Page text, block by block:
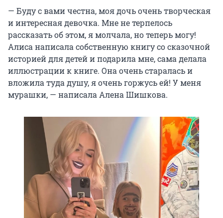
— Буду с вами честна, моя дочь очень творческая
и интересная девочка. Мне не терпелось
рассказать об этом, я молчала, но теперь могу!
Алиса написала собственную книгу со сказочной
историей для детей и подарила мне, сама делала
иллюстрации к книге. Она очень старалась и
вложила туда душу, я очень горжусь ей! У меня
мурашки, — написала Алена Шишкова.